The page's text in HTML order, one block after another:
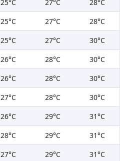
25°C 27°C
28°C
25°C 27°C
28°C
25°C 27°C
30°C
26°C 28°C
30°C
26°C 28°C
30°C
27°C 28°C
30°C
26°C 29°C
31°C
28°C 29°C
31°C
27°C 29°C
31°C